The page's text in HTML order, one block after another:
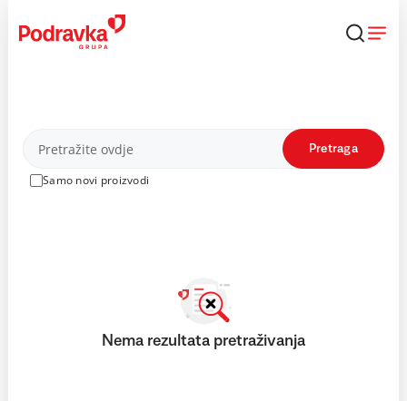
content
Proizvodi
Samo novi proizvodi
Pretraga
Nema rezultata pretraživanja